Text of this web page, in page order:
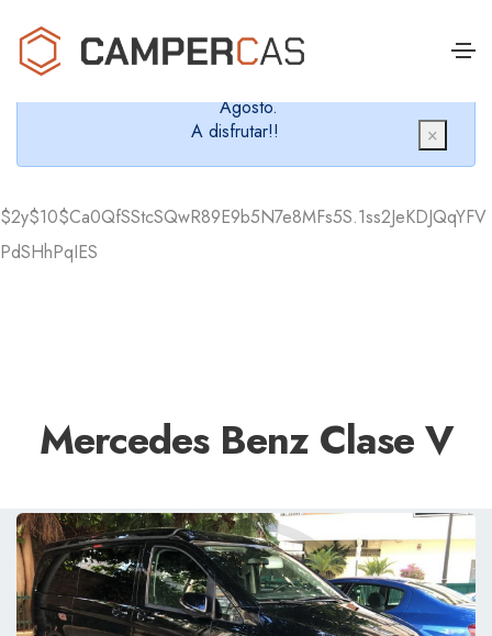
Cerramos en verano, que nos queremos dar un
chapuzón y refrescarnos.
Agosto.
A disfrutar!!
×
$2y$10$Ca0QfSStcSQwR89E9b5N7e8MFs5S.1ss2JeKDJQqYFV
PdSHhPqIES
Mercedes Benz Clase V